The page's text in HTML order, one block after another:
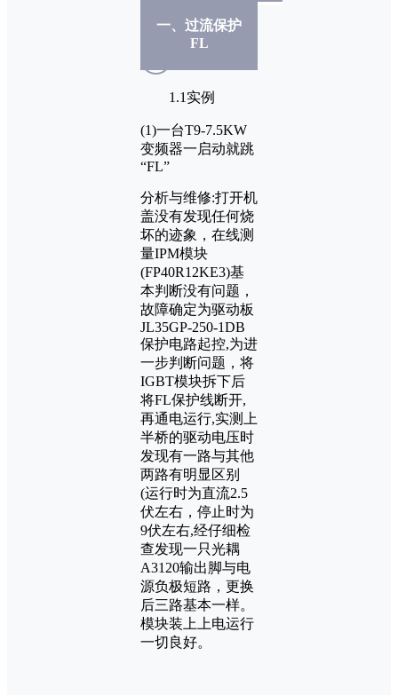
一、过流保护
FL
1.1实例
(1)一台T9-7.5KW
变频器一启动就跳
“FL”
分析与维修:打开机
盖没有发现任何烧
坏的迹象，在线测
量IPM模块
(FP40R12KE3)基
本判断没有问题，
故障确定为驱动板
JL35GP-250-1DB
保护电路起控,为进
一步判断问题，将
IGBT模块拆下后
将FL保护线断开,
再通电运行,实测上
半桥的驱动电压时
发现有一路与其他
两路有明显区别
(运行时为直流2.5
伏左右，停止时为
9伏左右,经仔细检
查发现一只光耦
A3120输出脚与电
源负极短路，更换
后三路基本一样。
模块装上上电运行
一切良好。